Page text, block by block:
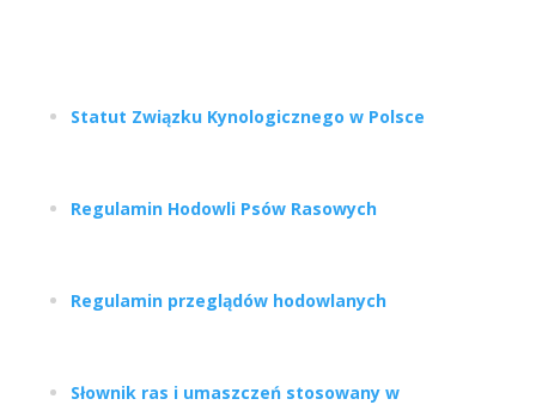
Statut Związku Kynologicznego w Polsce
Regulamin Hodowli Psów Rasowych
Regulamin przeglądów hodowlanych
Słownik ras i umaszczeń stosowany w